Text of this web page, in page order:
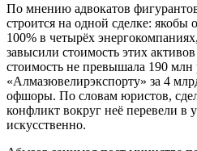
По мнению адвокатов
строится на одной сделке: якобы
100% в четырёх
завысили стоимость этих
стоимость не превышала 190
«Алмазювелирэкспорту» за 4
офшоры. По словам юристов,
конфликт вокруг неё перевели в
искусственно.